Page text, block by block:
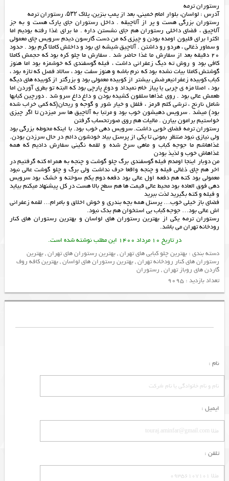
رستوران ترمه
آدرس : لواسان، بلوار امام خمینی، بعد از پمپ بنزین، پلاک ۵۳۲، رستوران ترمه
رستوران بزرگی هست و پر از آلاچیقه . داخل رستوران جای پارک هست و به جز
آلاچیق ، فضای داخلی رستوران هم جای نشستن داره . ما برای غذا رفته بودیم اما
اکثرا برای قلیون اومده بودن و چیزی که من دست گارسون دیدم سرویس چای معمولی
و سماور ذغالی ، هردو رو داشتن . آلاچیق شیشه ای بود و داخلش کاملا گرم بود . حدود
20 دقیقه بعد از سفارش ما غذا حاضر شد . سفارش ما چلو کره بود که حجمش کاملا
کافی بود و روش ته دیگ زعفرانی داشت ، فیله گوسفندی که خوشمزه بود اما هنوز
گوشتش کاملا بیات نشده بود که نرم باشه و هنوز سفت بود ، سالاد فصل که تازه بود ،
کباب کوبیده زعفرانیعرضش بیشتر از کوبیده معمولی بود و بزرگتر از کوبیده های دیگه
بود ، اصلا مزه ی چربی یا پیاز خام نمیداد و دوغ پارچی بود که البته تو بطری آوردن اما
طعمش عالی بود . روی غذاها سلفون کشیده بودن و داغ داغ سرو شد . دورچین کبابها
شامل نارنج ، ترشی کلم قرمز ، فلفل و خیار شور و گوجه و ریحان(که کمی خراب شده
بود) میشد . سرویس دهیشون خوب بود و مرتبا به آلاچیق ها سر میزدن تا اگر چیزی
خواستیم برامون بیارن . مالیات هم روی صورتحساب گرفتن
رستوران ترمه فضای خوبی داشت. سرویس دهی خوب بود. با اینکه محوطه بزرگی بود
ولی نیازی نبود منتظر بمونی تا یکی از پرسنل بیاد خودشون دائم در حال سرزدن بودن.
غذاهاشم ما جوجه کباب و ماهی سرخ شده و لقمه نگینی سفارش دادیم که همه
غذاهاش خوب و لذیذ بودن
من دوبار اینجا اومدم فیله گوسفندی برگ چلو گوشت و چنجه به همراه کته گرفتیم در
اخر هم چای ذغالی فیله و چنجه واقعا حرف نداشت ولی برگ و چلو گوشت عالی نبود
معمولی بود کته هم دفعه اول عالی بود دفعه دوم یکم سوخته و خشک بود سرویس
دهی فوق العاده بود محیط عالی قیمت ها هم سطح بالا هست در کل پیشنهاد میکنم بیاید
و فیله و کته بگیرید لذت ببرید
فضاي باز خيلي خوب… پرسنل همه بچه بندري و خوش اخلاق و بامرام… لقمه زعفراني
اش عالي بود… جوجه كباب بي استخوان هم بدك نبود.
رستوران ترمه یکی از بهترین رستوران های لواسانو بهترین رستوران های کنار
رودخانه تهرانمی باشد.
در تاریخ 10 مرداد 1400 این مطلب نوشته شده است.
دسته بندی : بهترین چلو کبابی های تهران,بهترین رستوران های تهران,بهترین
رستوران های کنار رودخانه تهران,بهترین رستوران های لواسان,بهترین کافه روف
گاردن های روباز تهران, رستوران
تعداد بازدید : 9095
نام :
ایمیل :
تلفن :